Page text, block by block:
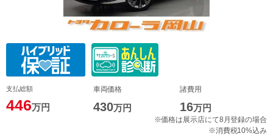
支払総額
446万円
車両価格
430万円
諸費用
16万円
※価格は展示店にて8月登録の場合
※消費税10%込み